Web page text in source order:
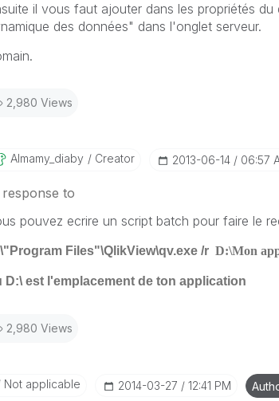
il vous faut ajouter dans les propriétés
des données" dans l'onglet serveur.
2,980 Views
Almamy_diaby Creator ‎2013-06-14 06:57
to
pouvez ecrire un script batch pour faire le
Files"\QlikView\qv.exe /r D:\Mon
D:\ est l'emplacement de ton application
2,980 Views
Not applicable ‎2014-03-27 12:41 PM